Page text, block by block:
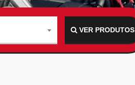
VER PRODUTOS